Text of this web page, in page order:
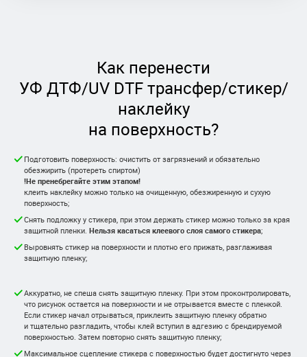
Как перенести
УФ ДТФ/UV DTF трансфер/стикер/
наклейку
на поверхность?
Подготовить поверхность: очистить от загрязнений и обязательно
обезжирить (протереть спиртом)
!Не пренебрегайте этим этапом!
клеить наклейку можно только на очищенную, обезжиренную и сухую
поверхность;
Снять подложку у стикера, при этом держать стикер можно только за края
защитной пленки. Нельзя касаться клеевого слоя самого стикера;
Выровнять стикер на поверхности и плотно его прижать, разглаживая
защитную пленку;
Аккуратно, не спеша снять защитную пленку. При этом проконтролировать,
что рисунок остается на поверхности и не отрывается вместе с пленкой.
Если стикер начал отрываться, приклеить защитную пленку обратно
и тщательно разгладить, чтобы клей вступил в адгезию с брендируемой
поверхностью. Затем повторно снять защитную пленку;
Максимальное сцепление стикера с поверхностью будет достигнуто через